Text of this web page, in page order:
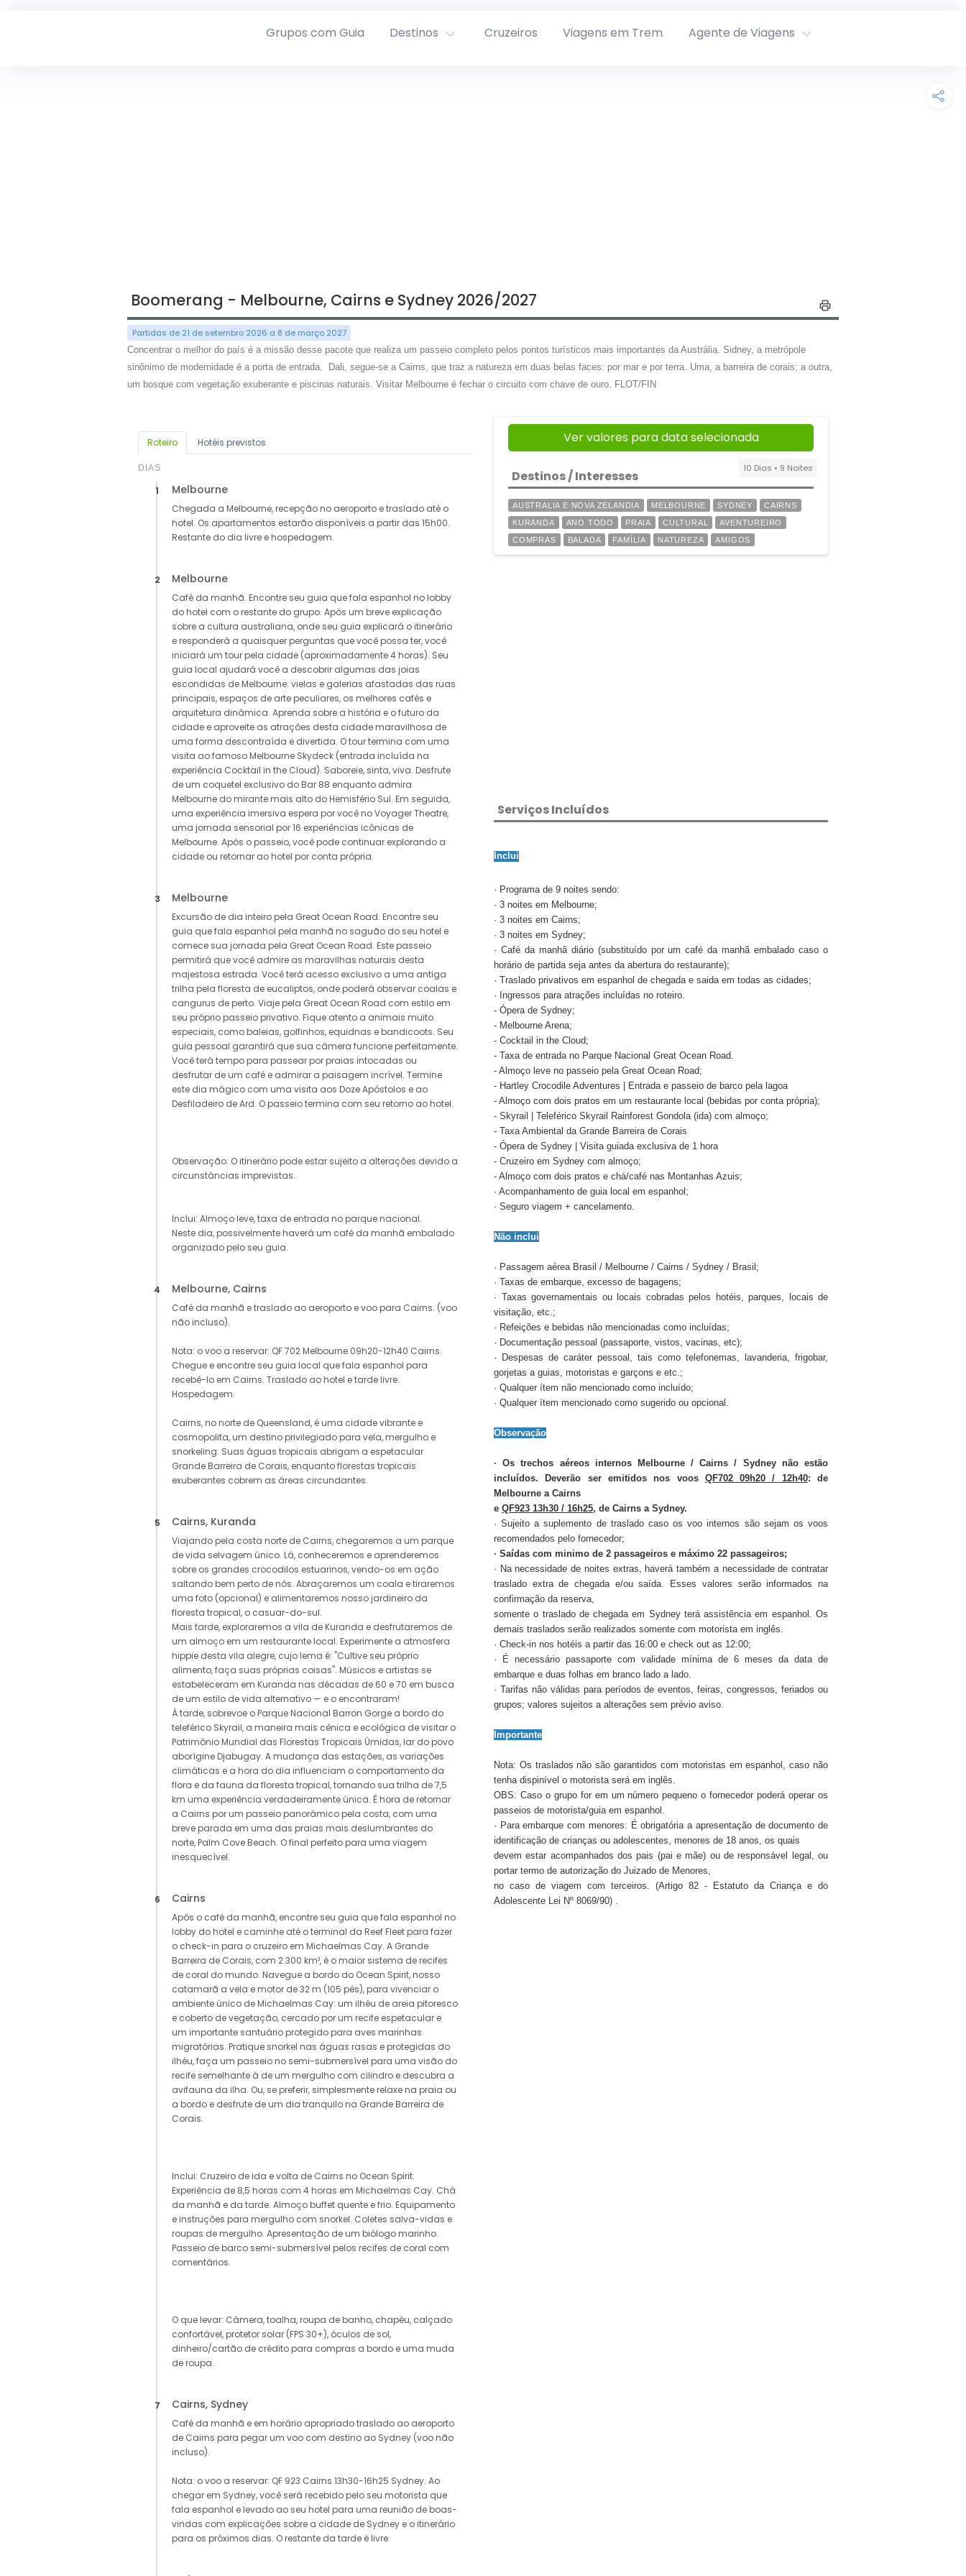
Grupos com Guia Destinos Cruzeiros Viagens em Trem Agente de Viagens
Boomerang - Melbourne, Cairns e Sydney 2026/2027
Partidas de 21 de setembro 2026 a 8 de março 2027
Concentrar o melhor do país é a missão desse pacote que realiza um passeio completo pelos pontos turísticos mais importantes da Austrália. Sidney, a metrópole
sinônimo de modernidade é a porta de entrada. Dali, segue-se a Cairns, que traz a natureza em duas belas faces: por mar e por terra. Uma, a barreira de corais; a outra,
um bosque com vegetação exuberante e piscinas naturais. Visitar Melbourne é fechar o circuito com chave de ouro. FLOT/FIN
Roteiro Hotéis previstos
DIAS
1 Melbourne
Chegada a Melbourne, recepção no aeroporto e traslado até o
hotel. Os apartamentos estarão disponíveis a partir das 15h00.
Restante do dia livre e hospedagem.
2 Melbourne
Café da manhã. Encontre seu guia que fala espanhol no lobby
do hotel com o restante do grupo. Após um breve explicação
sobre a cultura australiana, onde seu guia explicará o itinerário
e responderá a quaisquer perguntas que você possa ter, você
iniciará um tour pela cidade (aproximadamente 4 horas). Seu
guia local ajudará você a descobrir algumas das joias
escondidas de Melbourne: vielas e galerias afastadas das ruas
principais, espaços de arte peculiares, os melhores cafés e
arquitetura dinâmica. Aprenda sobre a história e o futuro da
cidade e aproveite as atrações desta cidade maravilhosa de
uma forma descontraída e divertida. O tour termina com uma
visita ao famoso Melbourne Skydeck (entrada incluída na
experiência Cocktail in the Cloud). Saboreie, sinta, viva. Desfrute
de um coquetel exclusivo do Bar 88 enquanto admira
Melbourne do mirante mais alto do Hemisfério Sul. Em seguida,
uma experiência imersiva espera por você no Voyager Theatre,
uma jornada sensorial por 16 experiências icônicas de
Melbourne. Após o passeio, você pode continuar explorando a
cidade ou retornar ao hotel por conta própria.
3 Melbourne
Excursão de dia inteiro pela Great Ocean Road. Encontre seu
guia que fala espanhol pela manhã no saguão do seu hotel e
comece sua jornada pela Great Ocean Road. Este passeio
permitirá que você admire as maravilhas naturais desta
majestosa estrada. Você terá acesso exclusivo a uma antiga
trilha pela floresta de eucaliptos, onde poderá observar coalas e
cangurus de perto. Viaje pela Great Ocean Road com estilo em
seu próprio passeio privativo. Fique atento a animais muito
especiais, como baleias, golfinhos, equidnas e bandicoots. Seu
guia pessoal garantirá que sua câmera funcione perfeitamente.
Você terá tempo para passear por praias intocadas ou
desfrutar de um café e admirar a paisagem incrível. Termine
este dia mágico com uma visita aos Doze Apóstolos e ao
Desfiladeiro de Ard. O passeio termina com seu retorno ao hotel.
Observação: O itinerário pode estar sujeito a alterações devido a
circunstâncias imprevistas.
Inclui: Almoço leve, taxa de entrada no parque nacional.
Neste dia, possivelmente haverá um café da manhã embalado
organizado pelo seu guia.
4 Melbourne, Cairns
Café da manhã e traslado ao aeroporto e voo para Cairns. (voo
não incluso).
Nota: o voo a reservar: QF 702 Melbourne 09h20-12h40 Cairns.
Chegue e encontre seu guia local que fala espanhol para
recebê-lo em Cairns. Traslado ao hotel e tarde livre.
Hospedagem.
Cairns, no norte de Queensland, é uma cidade vibrante e
cosmopolita, um destino privilegiado para vela, mergulho e
snorkeling. Suas águas tropicais abrigam a espetacular
Grande Barreira de Corais, enquanto florestas tropicais
exuberantes cobrem as áreas circundantes.
5 Cairns, Kuranda
Viajando pela costa norte de Cairns, chegaremos a um parque
de vida selvagem único. Lá, conheceremos e aprenderemos
sobre os grandes crocodilos estuarinos, vendo-os em ação
saltando bem perto de nós. Abraçaremos um coala e tiraremos
uma foto (opcional) e alimentaremos nosso jardineiro da
floresta tropical, o casuar-do-sul.
Mais tarde, exploraremos a vila de Kuranda e desfrutaremos de
um almoço em um restaurante local. Experimente a atmosfera
hippie desta vila alegre, cujo lema é: "Cultive seu próprio
alimento, faça suas próprias coisas". Músicos e artistas se
estabeleceram em Kuranda nas décadas de 60 e 70 em busca
de um estilo de vida alternativo — e o encontraram!
À tarde, sobrevoe o Parque Nacional Barron Gorge a bordo do
teleférico Skyrail, a maneira mais cênica e ecológica de visitar o
Patrimônio Mundial das Florestas Tropicais Úmidas, lar do povo
aborígine Djabugay. A mudança das estações, as variações
climáticas e a hora do dia influenciam o comportamento da
flora e da fauna da floresta tropical, tornando sua trilha de 7,5
km uma experiência verdadeiramente única. É hora de retornar
a Cairns por um passeio panorâmico pela costa, com uma
breve parada em uma das praias mais deslumbrantes do
norte, Palm Cove Beach. O final perfeito para uma viagem
inesquecível.
6 Cairns
Após o café da manhã, encontre seu guia que fala espanhol no
lobby do hotel e caminhe até o terminal da Reef Fleet para fazer
o check-in para o cruzeiro em Michaelmas Cay. A Grande
Barreira de Corais, com 2.300 km², é o maior sistema de recifes
de coral do mundo. Navegue a bordo do Ocean Spirit, nosso
catamarã a vela e motor de 32 m (105 pés), para vivenciar o
ambiente único de Michaelmas Cay: um ilhéu de areia pitoresco
e coberto de vegetação, cercado por um recife espetacular e
um importante santuário protegido para aves marinhas
migratórias. Pratique snorkel nas águas rasas e protegidas do
ilhéu, faça um passeio no semi-submersível para uma visão do
recife semelhante à de um mergulho com cilindro e descubra a
avifauna da ilha. Ou, se preferir, simplesmente relaxe na praia ou
a bordo e desfrute de um dia tranquilo na Grande Barreira de
Corais.
Inclui: Cruzeiro de ida e volta de Cairns no Ocean Spirit.
Experiência de 8,5 horas com 4 horas em Michaelmas Cay. Chá
da manhã e da tarde. Almoço buffet quente e frio. Equipamento
e instruções para mergulho com snorkel. Coletes salva-vidas e
roupas de mergulho. Apresentação de um biólogo marinho.
Passeio de barco semi-submersível pelos recifes de coral com
comentários.
O que levar: Câmera, toalha, roupa de banho, chapéu, calçado
confortável, protetor solar (FPS 30+), óculos de sol,
dinheiro/cartão de crédito para compras a bordo e uma muda
de roupa.
7 Cairns, Sydney
Café da manhã e em horário apropriado traslado ao aeroporto
de Cairns para pegar um voo com destino ao Sydney (voo não
incluso).
Nota: o voo a reservar: QF 923 Cairns 13h30-16h25 Sydney. Ao
chegar em Sydney, você será recebido pelo seu motorista que
fala espanhol e levado ao seu hotel para uma reunião de boas-
vindas com explicações sobre a cidade de Sydney e o itinerário
para os próximos dias. O restante da tarde é livre.
Ver valores para data selecionada
10 Dias • 9 Noites
Destinos / Interesses
AUSTRALIA E NOVA ZELANDIA MELBOURNE SYDNEY
CAIRNS
KURANDA
ANO TODO PRAIA CULTURAL
AVENTUREIRO
COMPRAS
BALADA FAMÍLIA NATUREZA AMIGOS
Serviços Incluídos
Inclui
· Programa de 9 noites sendo:
· 3 noites em Melbourne;
· 3 noites em Cairns;
· 3 noites em Sydney;
· Café da manhã diário (substituído por um café da manhã embalado caso o
horário de partida seja antes da abertura do restaurante);
· Traslado privativos em espanhol de chegada e saida em todas as cidades;
· Ingressos para atrações incluídas no roteiro.
- Ópera de Sydney;
- Melbourne Arena;
- Cocktail in the Cloud;
- Taxa de entrada no Parque Nacional Great Ocean Road.
- Almoço leve no passeio pela Great Ocean Road;
- Hartley Crocodile Adventures | Entrada e passeio de barco pela lagoa
- Almoço com dois pratos em um restaurante local (bebidas por conta própria);
- Skyrail | Teleférico Skyrail Rainforest Gondola (ida) com almoço;
- Taxa Ambiental da Grande Barreira de Corais
- Ópera de Sydney | Visita guiada exclusiva de 1 hora
- Cruzeiro em Sydney com almoço;
- Almoço com dois pratos e chá/café nas Montanhas Azuis;
· Acompanhamento de guia local em espanhol;
· Seguro viagem + cancelamento.
Não inclui
· Passagem aérea Brasil / Melbourne / Cairns / Sydney / Brasil;
· Taxas de embarque, excesso de bagagens;
· Taxas governamentais ou locais cobradas pelos hotéis, parques, locais de
visitação, etc.;
· Refeições e bebidas não mencionadas como incluídas;
· Documentação pessoal (passaporte, vistos, vacinas, etc);
· Despesas de caráter pessoal, tais como telefonemas, lavanderia, frigobar,
gorjetas a guias, motoristas e garçons e etc.;
· Qualquer ítem não mencionado como incluído;
· Qualquer ítem mencionado como sugerido ou opcional.
Observação
· Os trechos aéreos internos Melbourne / Cairns / Sydney não estão
incluídos. Deverão ser emitidos nos voos QF702 09h20 / 12h40: de
Melbourne a Cairns
e QF923 13h30 / 16h25, de Cairns a Sydney.
· Sujeito a suplemento de traslado caso os voo internos são sejam os voos
recomendados pelo fornecedor;
· Saídas com minimo de 2 passageiros e máximo 22 passageiros;
· Na necessidade de noites extras, haverá também a necessidade de contratar
traslado extra de chegada e/ou saída. Esses valores serão informados na
confirmação da reserva,
somente o traslado de chegada em Sydney terá assistência em espanhol. Os
demais traslados serão realizados somente com motorista em inglês.
· Check-in nos hotéis a partir das 16:00 e check out as 12:00;
· É necessário passaporte com validade mínima de 6 meses da data de
embarque e duas folhas em branco lado a lado.
· Tarifas não válidas para períodos de eventos, feiras, congressos, feriados ou
grupos; valores sujeitos a alterações sem prévio aviso.
Importante
Nota: Os traslados não são garantidos com motoristas em espanhol, caso não
tenha dispinível o motorista será em inglês.
OBS: Caso o grupo for em um número pequeno o fornecedor poderá operar os
passeios de motorista/guia em espanhol.
· Para embarque com menores: É obrigatória a apresentação de documento de
identificação de crianças ou adolescentes, menores de 18 anos, os quais
devem estar acompanhados dos pais (pai e mãe) ou de responsável legal, ou
portar termo de autorização do Juizado de Menores,
no caso de viagem com terceiros. (Artigo 82 - Estatuto da Criança e do
Adolescente Lei Nº 8069/90) .